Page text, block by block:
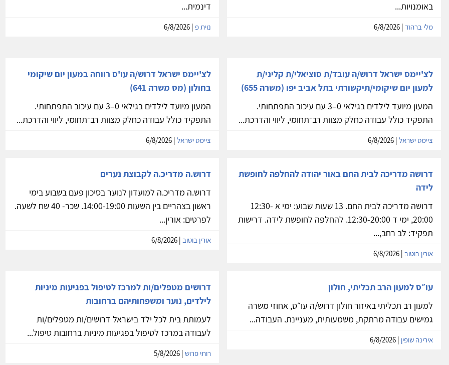
באומנויות...
מלי ברהוד
דינמית...
נוית פ
לצ'יימס ישראל דרוש/ה עובד/ת סוציאלי/ת קליני/ת
למעון יום שיקומי/תיקשורתי בתל אביב יפו (משרה 655)
המעון מיועד לילדים בגילאי 0–3 עם עיכוב התפתחותי.
התפקיד כולל עבודה כחלק מצוות רב־תחומי, ליווי והדרכת...
ציימס ישראל
לצ'יימס ישראל דרוש/ה עו'ס רווחה במעון יום שיקומי
בחולון (מס משרה 641)
המעון מיועד לילדים בגילאי 0–3 עם עיכוב התפתחותי.
התפקיד כולל עבודה כחלק מצוות רב־תחומי, ליווי והדרכת...
ציימס ישראל| 6/8/2026
דרושה מדריכה לבית החם באור יהודה להחלפה לחופשת
לידה
דרושה מדריכה לבית החם. 13 שעות שבוע: ימי א 12:30-
20:00, ימי ד 12:30-20:00. להחלפה לחופשת לידה. דרישות
תפקיד: לב רחב,...
אורין בוטוב
דרוש.ה מדריכ.ה לקבוצת נערים
דרוש.ה מדריכ.ה למועדון לנוער בסיכון פעם בשבוע בימי
ראשון בצהריים בין השעות 14:00-19:00. שכר- 40 שח לשעה.
לפרטים: אורין...
אורין בוטוב| 6/8/2026
עו״ס למעון הרב תכליתי, חולון
למעון רב תכליתי באיזור חולון דרוש/ה עו״ס, אחוזי משרה
גמישים עבודה מרתקת, משמעותית, מעניינת. העבודה...
אירינה שופין
דרושים מטפלים/ות למרכז לטיפול בפגיעות מיניות
לילדים, נוער ומשפחותיהם ברחובות
לעמותת בית לכל ילד בישראל דרושים/ות מטפלים/ות
לעבודה במרכז לטיפול בפגיעות מיניות ברחובות טיפול...
רותי פרוש| 5/8/2026